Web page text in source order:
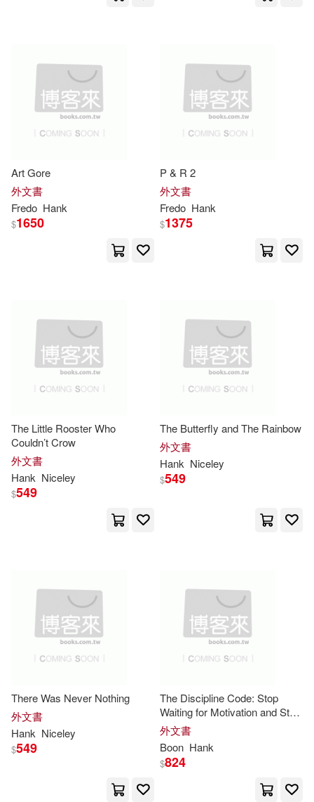
Vonnegut(5)
(Keller) Hanks(4)
Austin Kimball(4) Black(4)
Bond(4) Briggs(4)
C. a.(4) Charles Stedman(4)
Charlotte(4)
Danelle(4) Dauch(4)
Debbie(4) Degroat(4)
Douglas Richard(4)
Editor Hank(4) Escott(4)
Ethel E. B. 1883(4)
Ferranti(4) Flavia(4)
Gardner(4)
Guarnere(4)
Tfm Pub Ltd(2)
The Childs World Inc(2)
Turtleback Books(2)
Univ of Oklahoma Pr(2)
Walker & Co(2)
Watson-Guptill Pubns(2)
Yale Univ Pr(2) 三民(2)
東雨文化(2)
索尼影業(2)
Abdo Pub Co(1)
Advanced Concept Design(1)
Art Gore
外文書
Fredo Hank
$1650
P & R 2
外文書
Fredo Hank
$1375
The Little Rooster Who
Couldn’t Crow
外文書
Hank Niceley
$549
The Butterfly and The Rainbow
外文書
Hank Niceley
$549
There Was Never Nothing
外文書
Hank Niceley
$549
The Discipline Code: Stop
Waiting for Motivation and Start
Building the Life You Actually
Want
外文書
Boon Hank
$824